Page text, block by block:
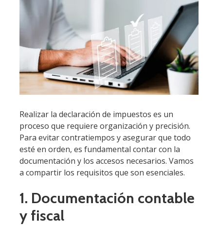
Realizar la declaración de impuestos es un
proceso que requiere organización y precisión.
Para evitar contratiempos y asegurar que todo
esté en orden, es fundamental contar con la
documentación y los accesos necesarios. Vamos
a compartir los requisitos que son esenciales.
1. Documentación contable
y fiscal